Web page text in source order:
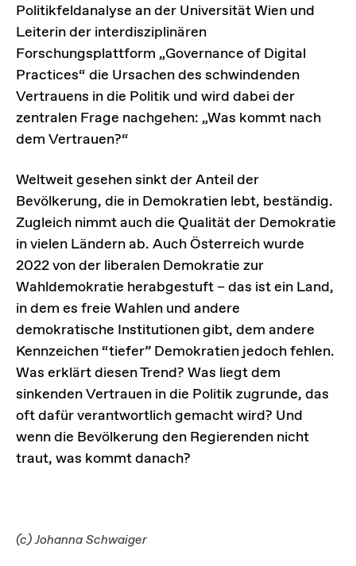
Politikfeldanalyse an der Universität Wien und
Leiterin der interdisziplinären
Forschungsplattform „Governance of Digital
Practices“ die Ursachen des schwindenden
Vertrauens in die Politik und wird dabei der
zentralen Frage nachgehen: „Was kommt nach
dem Vertrauen?“
Weltweit gesehen sinkt der Anteil der
Bevölkerung, die in Demokratien lebt, beständig.
Zugleich nimmt auch die Qualität der Demokratie
in vielen Ländern ab. Auch Österreich wurde
2022 von der liberalen Demokratie zur
Wahldemokratie herabgestuft – das ist ein Land,
in dem es freie Wahlen und andere
demokratische Institutionen gibt, dem andere
Kennzeichen “tiefer” Demokratien jedoch fehlen.
Was erklärt diesen Trend? Was liegt dem
sinkenden Vertrauen in die Politik zugrunde, das
oft dafür verantwortlich gemacht wird? Und
wenn die Bevölkerung den Regierenden nicht
traut, was kommt danach?
(c) Johanna Schwaiger